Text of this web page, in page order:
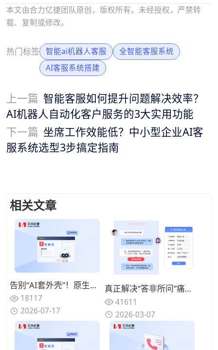
本文由合力亿捷团队原创，版权所有。未经授权，严禁转
载、复制或修改。
热门标签 智能ai机器人客服
全智能客服系统
AI客服系统搭建
上一篇 智能客服如何提升问题解决效率？
AI机器人自动化客户服务的3大实用功能
下一篇 坐席工作效能低？中小型企业AI客
服系统选型3步搞定指南
相关文章
告别“AI套外壳”！原生集成呼叫中心+AI电话客服+工单系统的全栈厂商推荐
18117
2026-07-17
真正解决“答非所问”痛点：2026年基于语义理解深度的智能客服机器人能力拆解与优选
41611
2026-03-07